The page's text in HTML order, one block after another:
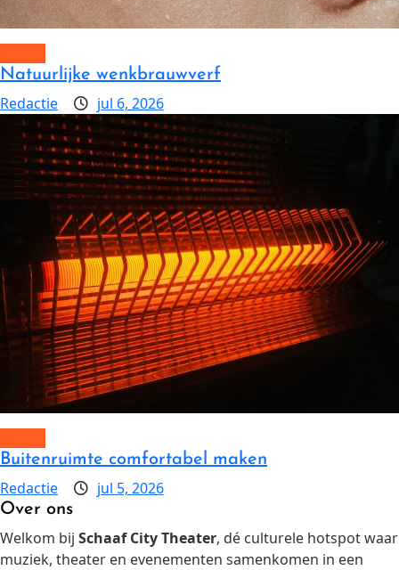
Natuurlijke wenkbrauwverf
Redactie jul 6, 2026
Buitenruimte comfortabel maken
Redactie jul 5, 2026
Over ons
Welkom bij Schaaf City Theater, dé culturele hotspot waar
muziek, theater en evenementen samenkomen in een